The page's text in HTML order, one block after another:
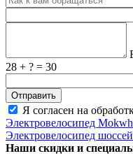
28 + ? = 30
Я согласен на
Электровелосипед
Электровелосипед
Наши скидки и